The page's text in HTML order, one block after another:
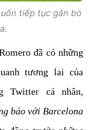
tiếp tục gắn bó
đã có những
tương lai của
Twitter cá nhân,
báo với Barcelona